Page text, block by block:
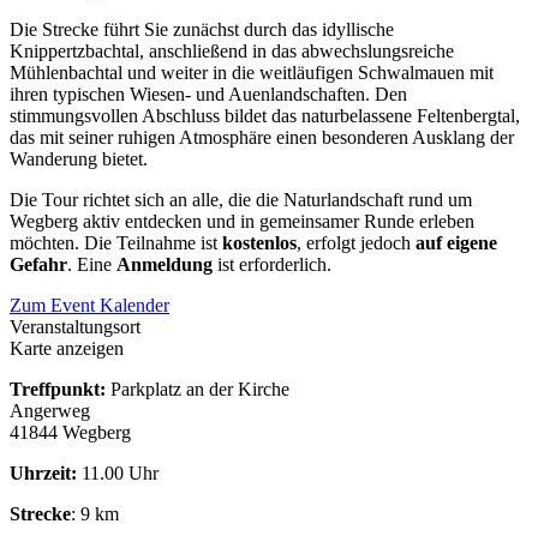
Die Strecke führt Sie zunächst durch das idyllische
Knippertzbachtal, anschließend in das abwechslungsreiche
Mühlenbachtal und weiter in die weitläufigen Schwalmauen mit
ihren typischen Wiesen- und Auenlandschaften. Den
stimmungsvollen Abschluss bildet das naturbelassene Feltenbergtal,
das mit seiner ruhigen Atmosphäre einen besonderen Ausklang der
Wanderung bietet.
Die Tour richtet sich an alle, die die Naturlandschaft rund um
Wegberg aktiv entdecken und in gemeinsamer Runde erleben
möchten. Die Teilnahme ist kostenlos, erfolgt jedoch auf eigene
Gefahr. Eine Anmeldung ist erforderlich.
Zum Event Kalender
Veranstaltungsort
Karte anzeigen
Treffpunkt: Parkplatz an der Kirche
Angerweg
41844 Wegberg
Uhrzeit: 11.00 Uhr
Strecke: 9 km